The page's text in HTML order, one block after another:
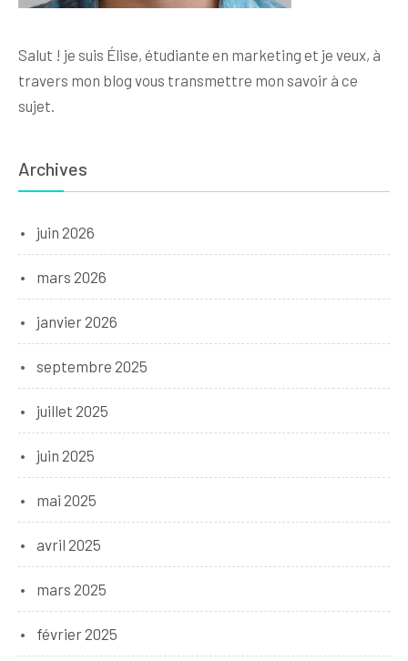
Salut ! je suis Élise, étudiante en marketing et je veux, à
travers mon blog vous transmettre mon savoir à ce
sujet.
Archives
juin 2026
mars 2026
janvier 2026
septembre 2025
juillet 2025
juin 2025
mai 2025
avril 2025
mars 2025
février 2025